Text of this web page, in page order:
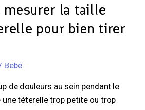
mesurer la taille
pour bien tirer
Bébé
de douleurs au sein pendant le
une téterelle trop petite ou trop